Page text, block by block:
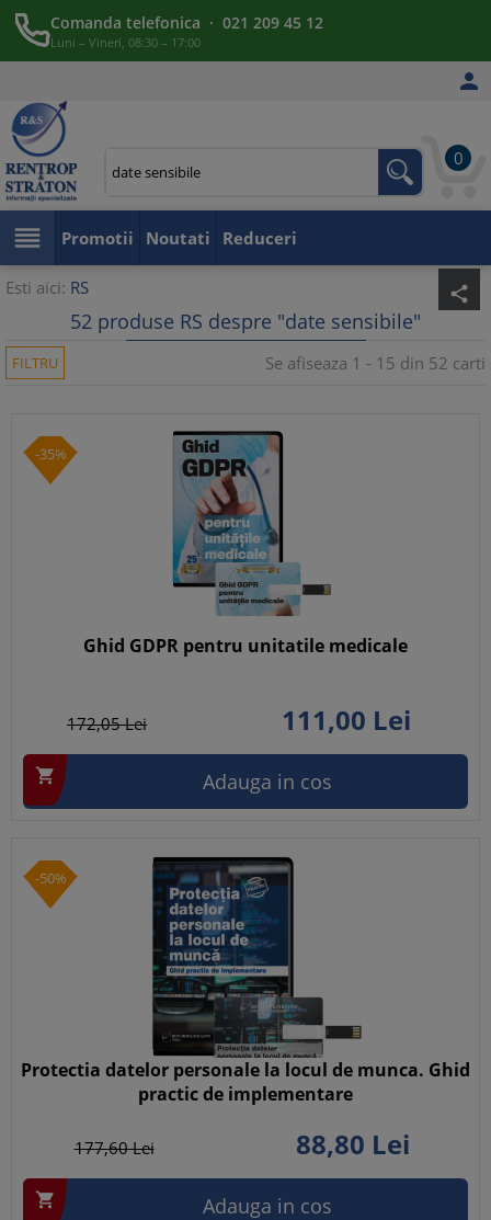
Comanda telefonica · 021 209 45 12
Luni – Vineri, 08:30 – 17:00

0
 Promotii Noutati Reduceri
Esti aici: RS share
52 produse RS despre "date sensibile"
FILTRU Se afiseaza 1 - 15 din 52 carti
-35%
Ghid GDPR pentru unitatile medicale
172,05Lei 111,00 Lei
 Adauga in cos
-50%
Protectia datelor personale la locul de munca. Ghid
practic de implementare
177,60Lei 88,80 Lei
 Adauga in cos